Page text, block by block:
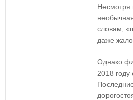
Несмотря
словам,
даже
Однако
2018 году